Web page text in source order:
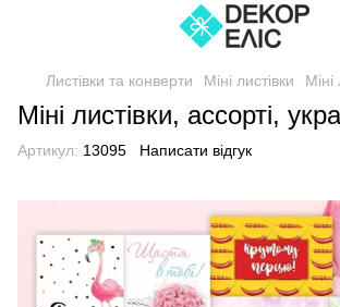
Листівки та конверти Міні листівки
Міні листівки, ассорті,
Артикул: 13095 Написати відгук